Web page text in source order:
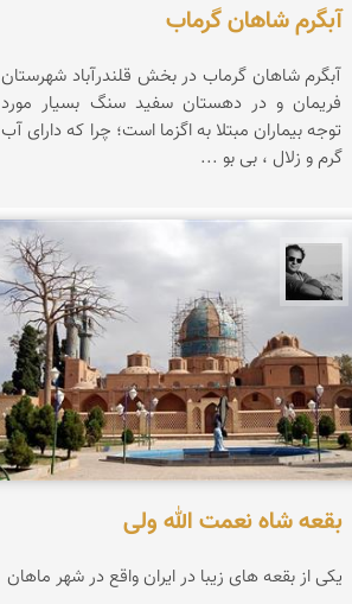
آبگرم شاهان گرماب
آبگرم شاهان گرماب در بخش قلندرآباد شهرستان
فریمان و در دهستان سفید سنگ بسیار مورد
توجه بیماران مبتلا به اگزما است؛ چرا که دارای آب
گرم و زلال ، بی بو ...
بقعه شاه نعمت الله ولی
یكی از بقعه های زیبا در ایران واقع در شهر ماهان